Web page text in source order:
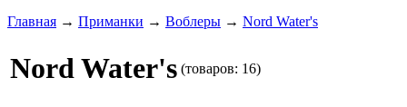
Главная → Приманки → Воблеры → Nord Water's
Nord Water's (товаров: 16)